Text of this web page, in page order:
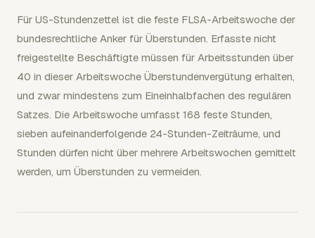
Für US-Stundenzettel ist die feste FLSA-Arbeitswoche der
bundesrechtliche Anker für Überstunden. Erfasste nicht
freigestellte Beschäftigte müssen für Arbeitsstunden über
40 in dieser Arbeitswoche Überstundenvergütung erhalten,
und zwar mindestens zum Eineinhalbfachen des regulären
Satzes. Die Arbeitswoche umfasst 168 feste Stunden,
sieben aufeinanderfolgende 24-Stunden-Zeiträume, und
Stunden dürfen nicht über mehrere Arbeitswochen gemittelt
werden, um Überstunden zu vermeiden.